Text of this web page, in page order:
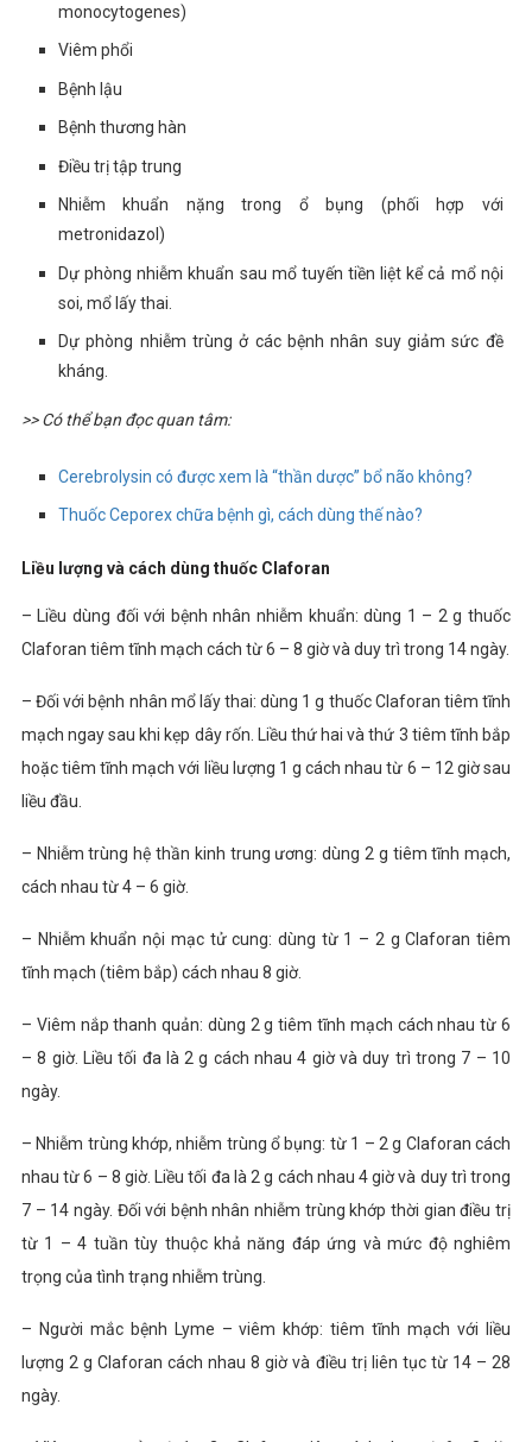
monocytogenes)
Viêm phổi
Bệnh lậu
Bệnh thương hàn
Điều trị tập trung
Nhiễm khuẩn nặng trong ổ bụng (phối hợp với
metronidazol)
Dự phòng nhiễm khuẩn sau mổ tuyến tiền liệt kể cả mổ nội
soi, mổ lấy thai.
Dự phòng nhiễm trùng ở các bệnh nhân suy giảm sức đề
kháng.
>> Có thể bạn đọc quan tâm:
Cerebrolysin có được xem là “thần dược” bổ não không?
Thuốc Ceporex chữa bệnh gì, cách dùng thế nào?
Liều lượng và cách dùng thuốc Claforan
– Liều dùng đối với bệnh nhân nhiễm khuẩn: dùng 1 – 2 g thuốc
Claforan tiêm tĩnh mạch cách từ 6 – 8 giờ và duy trì trong 14 ngày.
– Đối với bệnh nhân mổ lấy thai: dùng 1 g thuốc Claforan tiêm tĩnh
mạch ngay sau khi kẹp dây rốn. Liều thứ hai và thứ 3 tiêm tĩnh bắp
hoặc tiêm tĩnh mạch với liều lượng 1 g cách nhau từ 6 – 12 giờ sau
liều đầu.
– Nhiễm trùng hệ thần kinh trung ương: dùng 2 g tiêm tĩnh mạch,
cách nhau từ 4 – 6 giờ.
– Nhiễm khuẩn nội mạc tử cung: dùng từ 1 – 2 g Claforan tiêm
tĩnh mạch (tiêm bắp) cách nhau 8 giờ.
– Viêm nắp thanh quản: dùng 2 g tiêm tĩnh mạch cách nhau từ 6
– 8 giờ. Liều tối đa là 2 g cách nhau 4 giờ và duy trì trong 7 – 10
ngày.
– Nhiễm trùng khớp, nhiễm trùng ổ bụng: từ 1 – 2 g Claforan cách
nhau từ 6 – 8 giờ. Liều tối đa là 2 g cách nhau 4 giờ và duy trì trong
7 – 14 ngày. Đối với bệnh nhân nhiễm trùng khớp thời gian điều trị
từ 1 – 4 tuần tùy thuộc khả năng đáp ứng và mức độ nghiêm
trọng của tình trạng nhiễm trùng.
– Người mắc bệnh Lyme – viêm khớp: tiêm tĩnh mạch với liều
lượng 2 g Claforan cách nhau 8 giờ và điều trị liên tục từ 14 – 28
ngày.